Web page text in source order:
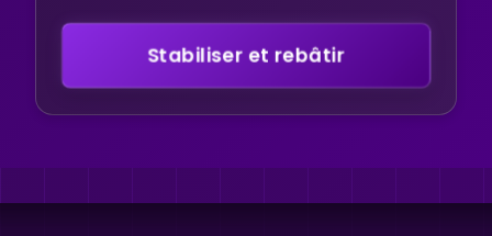
Stabiliser et rebâtir